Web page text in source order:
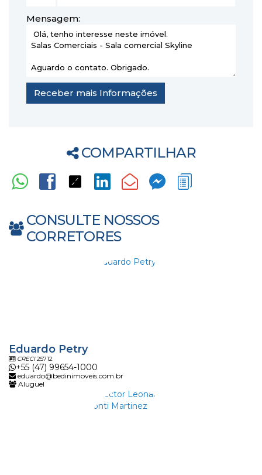
Mensagem:
COMPARTILHAR
CONSULTE NOSSOS
CORRETORES
Eduardo Petry
CRECI25712
+55 (47) 99654-1000
eduardo@bedinimoveis.com.br
Aluguel